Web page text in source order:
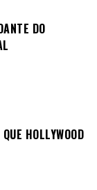
DO
HOLLYWOOD